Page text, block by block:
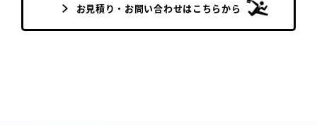
お見積り・お問い合わせはこちらから